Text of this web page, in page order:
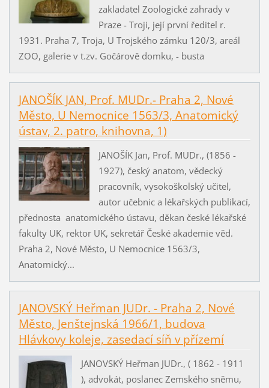
zakladatel Zoologické zahrady v
Praze - Troji, její první ředitel r.
1931. Praha 7, Troja, U Trojského zámku 120/3, areál
ZOO, galerie v t.zv. Gočárově domku, - busta
JANOŠÍK JAN, Prof. MUDr.- Praha 2, Nové
Město, U Nemocnice 1563/3, Anatomický
ústav, 2. patro, knihovna, 1)
JANOŠÍK Jan, Prof. MUDr., (1856 -
1927), český anatom, vědecký
pracovník, vysokoškolský učitel,
autor učebnic a lékařských publikací,
přednosta anatomického ústavu, děkan české lékařské
fakulty UK, rektor UK, sekretář České akademie věd.
Praha 2, Nové Město, U Nemocnice 1563/3,
Anatomický...
JANOVSKÝ Heřman JUDr. - Praha 2, Nové
Město, Jenštejnská 1966/1, budova
Hlávkovy koleje, zasedací síň v přízemí
JANOVSKÝ Heřman JUDr., ( 1862 - 1911
), advokát, poslanec Zemského sněmu,